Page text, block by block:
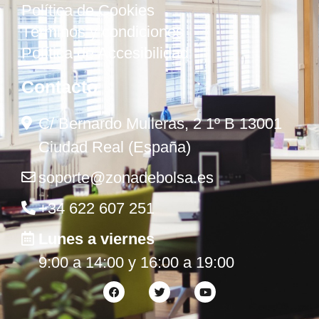
Política de Cookies
Términos y condiciones
Política de Accesibilidad
Contacto
C/ Bernardo Mulleras, 2 1º B 13001
Ciudad Real (España)
soporte@zonadebolsa.es
+34 622 607 251
Lunes a viernes
9:00 a 14:00 y 16:00 a 19:00